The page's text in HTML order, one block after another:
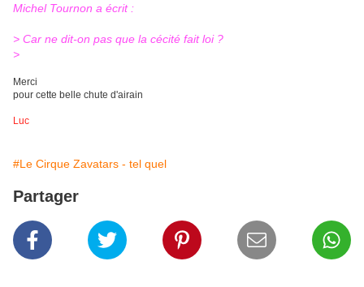
Michel Tournon a écrit :
> Car ne dit-on pas que la cécité fait loi ?
>
Merci
pour cette belle chute d'airain
Luc
#Le Cirque Zavatars - tel quel
Partager